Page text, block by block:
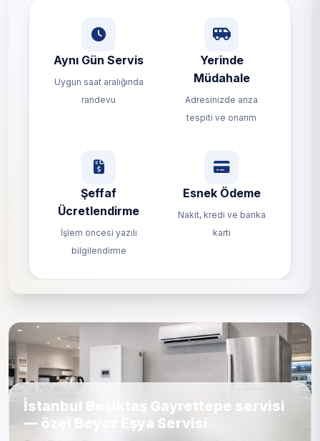
Aynı Gün Servis
Uygun saat aralığında
randevu
Yerinde
Müdahale
Adresinizde arıza
tespiti ve onarım
Şeffaf
Ücretlendirme
İşlem öncesi yazılı
bilgilendirme
Esnek Ödeme
Nakit, kredi ve banka
kartı
İstanbul Beşiktaş Gayrettepe servisi
— özel Beyaz Eşya Servisi